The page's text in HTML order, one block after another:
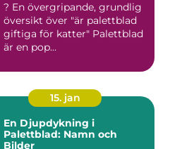
? En övergripande, grundlig
översikt över "är palettblad
giftiga för katter" Palettblad
är en pop...
15. jan
En Djupdykning i
Palettblad: Namn och
Bilder